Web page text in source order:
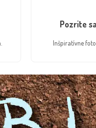
Pozrite
Inšpiratívne